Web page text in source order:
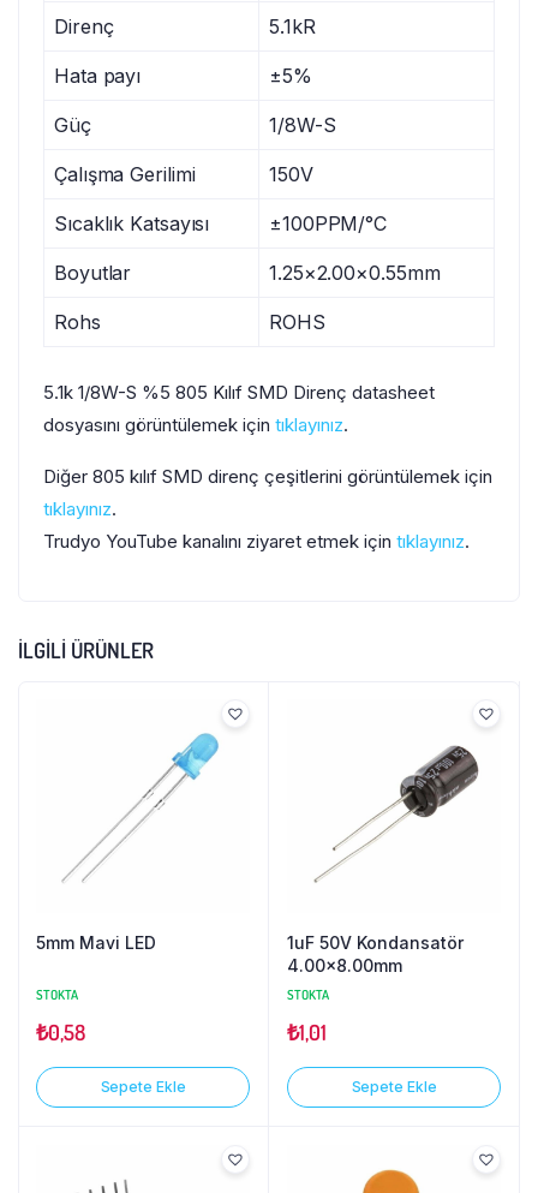
Direnç 5.1kR
Hata payı ±5%
Güç 1/8W-S
Çalışma Gerilimi 150V
Sıcaklık Katsayısı ±100PPM/°C
Boyutlar 1.25×2.00×0.55mm
Rohs ROHS
5.1k 1/8W-S %5 805 Kılıf SMD Direnç datasheet
dosyasını görüntülemek için tıklayınız.
Diğer 805 kılıf SMD direnç çeşitlerini görüntülemek için
tıklayınız.
Trudyo YouTube kanalını ziyaret etmek için tıklayınız.
İLGILI ÜRÜNLER
5mm Mavi LED
STOKTA
₺0,58
Sepete Ekle
1uF 50V Kondansatör
4.00×8.00mm
STOKTA
₺1,01
Sepete Ekle